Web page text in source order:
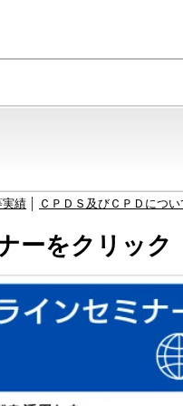
績 ＣＰＤＳ及びＣＰＤにつ
ーをクリック